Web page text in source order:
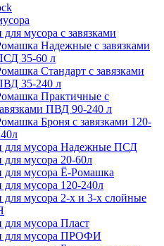
мусора с завязками
Надежные с завязками
35-60 л
Стандарт с завязками
35-240 л
Практичные с
ПВД 90-240 л
Броня с завязками 120-
мусора Надежные ПСД
мусора 20-60л
мусора Ё-Ромашка
мусора 120-240л
мусора 2-х и 3-х слойные
мусора Пласт
для мусора ПРОФИ